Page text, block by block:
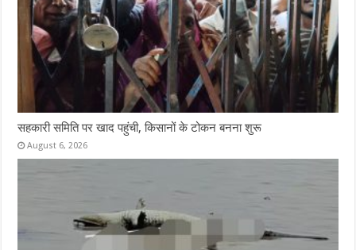
सहकारी समिति पर खाद पहुंची, किसानों के टोकन बनना शुरू
August 6, 2026